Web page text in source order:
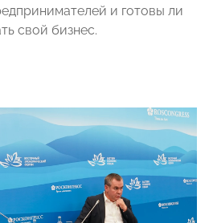
и готовы ли
свой бизнес.